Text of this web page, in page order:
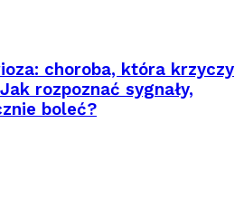
choroba, która krzyczy
rozpoznać sygnały,
boleć?